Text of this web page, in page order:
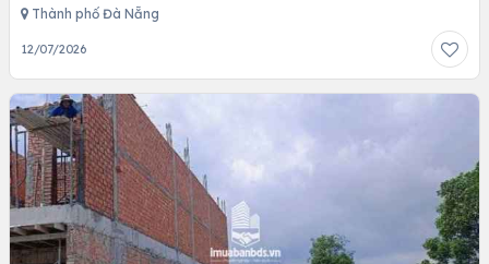
Thành phố Đà Nẵng
12/07/2026